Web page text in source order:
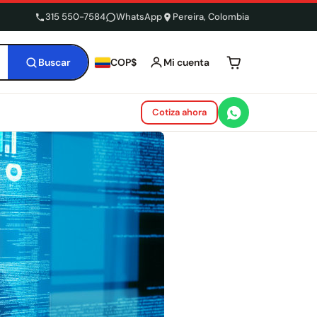
315 550-7584 WhatsApp Pereira, Colombia
Buscar COP$ Mi cuenta Tu carrito está
Cotiza ahora